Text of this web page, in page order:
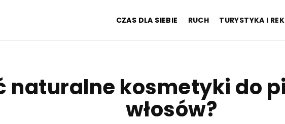
CZAS DLA SIEBIE RUCH TURYSTYKA I
naturalne kosmetyki do
włosów?